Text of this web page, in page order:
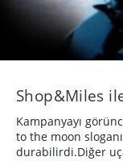
Shop&Miles
Kampanyayı
to the moon
durabilirdi.Diğer